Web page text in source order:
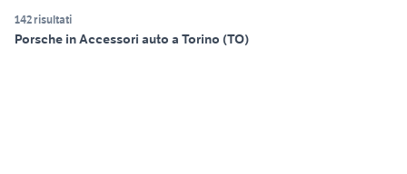
142 risultati
Porsche in Accessori auto a Torino (TO)